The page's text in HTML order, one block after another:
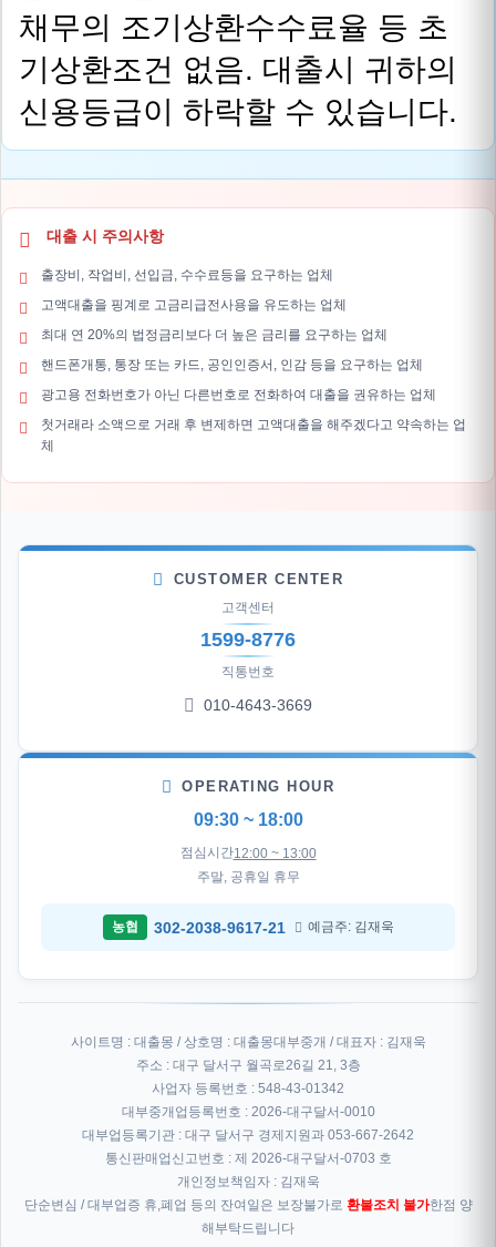
채무의 조기상환수수료율 등 초
기상환조건 없음. 대출시 귀하의
신용등급이 하락할 수 있습니다.
대출 시 주의사항
출장비, 작업비, 선입금, 수수료등을 요구하는 업체
고액대출을 핑계로 고금리급전사용을 유도하는 업체
최대 연 20%의 법정금리보다 더 높은 금리를 요구하는 업체
핸드폰개통, 통장 또는 카드, 공인인증서, 인감 등을 요구하는 업체
광고용 전화번호가 아닌 다른번호로 전화하여 대출을 권유하는 업체
첫거래라 소액으로 거래 후 변제하면 고액대출을 해주겠다고 약속하는 업
체
CUSTOMER CENTER
고객센터
1599-8776
직통번호
010-4643-3669
OPERATING HOUR
09:30 ~ 18:00
점심시간12:00 ~ 13:00
주말, 공휴일 휴무
농협 302-2038-9617-21 예금주: 김재욱
사이트명 : 대출몽 / 상호명 : 대출몽대부중개 / 대표자 : 김재욱
주소 : 대구 달서구 월곡로26길 21, 3층
사업자 등록번호 : 548-43-01342
대부중개업등록번호 : 2026-대구달서-0010
대부업등록기관 : 대구 달서구 경제지원과 053-667-2642
통신판매업신고번호 : 제 2026-대구달서-0703 호
개인정보책임자 : 김재욱
단순변심 / 대부업증 휴,폐업 등의 잔여일은 보장불가로 환불조치 불가한점 양
해부탁드립니다